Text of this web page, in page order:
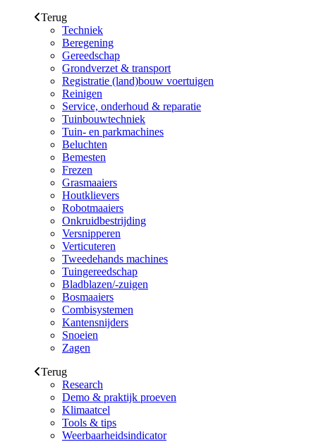
Terug
Techniek
Beregening
Gereedschap
Grondverzet & transport
Registratie (land)bouw voertuigen
Reinigen
Service, onderhoud & reparatie
Tuinbouwtechniek
Tuin- en parkmachines
Beluchten
Bemesten
Frezen
Grasmaaiers
Houtklievers
Robotmaaiers
Onkruidbestrijding
Versnipperen
Verticuteren
Tweedehands machines
Tuingereedschap
Bladblazen/-zuigen
Bosmaaiers
Combisystemen
Kantensnijders
Snoeien
Zagen
Terug
Research
Demo & praktijk proeven
Klimaatcel
Tools & tips
Weerbaarheidsindicator